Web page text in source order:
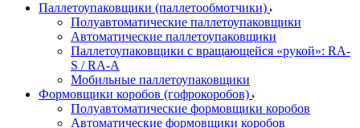
Паллетоупаковщики (паллетообмотчики)
Полуавтоматические паллетоупаковщики
Автоматические паллетоупаковщики
Паллетоупаковщики с вращающейся «рукой»: RA-
S / RA-A
Мобильные паллетоупаковщики
Формовщики коробов (гофрокоробов)
Полуавтоматические формовщики коробов
Автоматические формовщики коробов